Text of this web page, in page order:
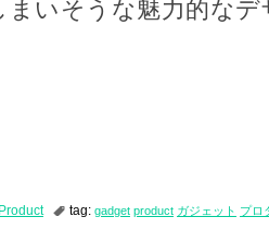
まいそうな魅力的な
tag: gadget product ガジェット プロ